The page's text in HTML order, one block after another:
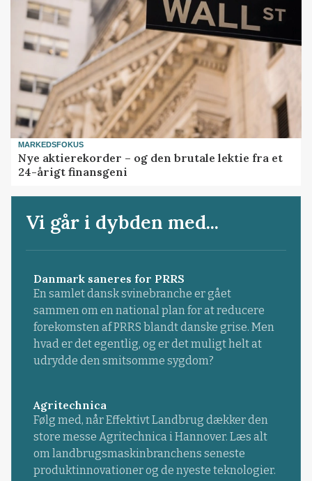
MARKEDSFOKUS
Nye aktierekorder – og den brutale lektie fra et
24-årigt finansgeni
Vi går i dybden med...
Danmark saneres for PRRS
En samlet dansk svinebranche er gået
sammen om en national plan for at reducere
forekomsten af PRRS blandt danske grise. Men
hvad er det egentlig, og er det muligt helt at
udrydde den smitsomme sygdom?
Agritechnica
Følg med, når Effektivt Landbrug dækker den
store messe Agritechnica i Hannover. Læs alt
om landbrugsmaskinbranchens seneste
produktinnovationer og de nyeste teknologier.